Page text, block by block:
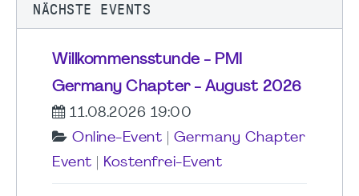
NÄCHSTE EVENTS
Willkommensstunde - PMI
Germany Chapter - August 2026
11.08.2026 19:00
Online-Event
Germany Chapter
Event
Kostenfrei-Event